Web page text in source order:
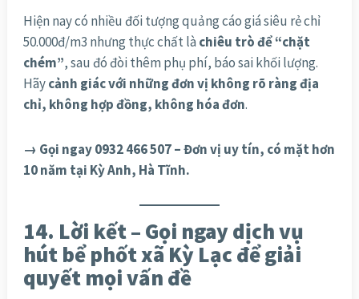
Hiện nay có nhiều đối tượng quảng cáo giá siêu rẻ chỉ
50.000đ/m3 nhưng thực chất là chiêu trò để “chặt
chém”, sau đó đòi thêm phụ phí, báo sai khối lượng.
Hãycảnh giác với những đơn vị không rõ ràng địa
chỉ, không hợp đồng, không hóa đơn.
→ Gọi ngay 0932 466 507 – Đơn vị uy tín, có mặt hơn
10 năm tại Kỳ Anh, Hà Tĩnh.
14. Lời kết – Gọi ngay dịch vụ
hút bể phốt xã Kỳ Lạc để giải
quyết mọi vấn đề